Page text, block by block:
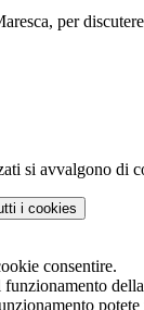
per
si avvalgono di
i cookies
consentire.